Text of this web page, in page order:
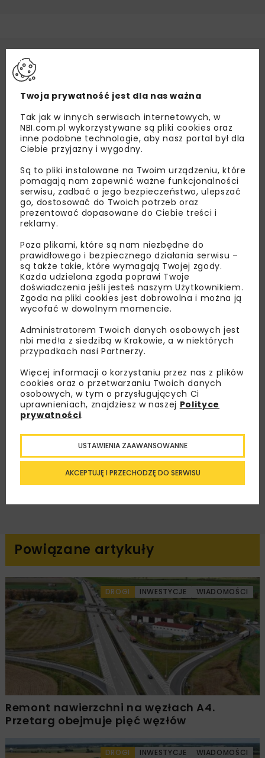
Lubisz wiedzieć więcej?
Zapisz się do newslettera aby otrzymywać od
nas najlepsze informacje branżowe,
zaproszenia na wydarzenia, atrakcyjne oferty i
dedykowane akcje specjalne.
Zapoznałam/em się z
Regulaminemoraz wyrażam zgodę na otrzymywanie na
podany przeze mnie adres e-mail korespondencji
handlowej w postaci newslettera.
Powiązane artykuły
DROGI INWESTYCJE WIADOMOŚCI
Remont nawierzchni na węzłach A4.
Przetarg obejmuje pięć węzłów
DROGI INWESTYCJE WIADOMOŚCI
Twoja prywatność jest dla nas ważna
Tak jak w innych serwisach internetowych, w
NBI.com.pl wykorzystywane są pliki cookies oraz
inne podobne technologie, aby nasz portal był dla
Ciebie przyjazny i wygodny.
Są to pliki instalowane na Twoim urządzeniu, które
pomagają nam zapewnić ważne funkcjonalności
serwisu, zadbać o jego bezpieczeństwo, ulepszać
go, dostosować do Twoich potrzeb oraz
prezentować dopasowane do Ciebie treści i
reklamy.
Poza plikami, które są nam niezbędne do
prawidłowego i bezpiecznego działania serwisu –
są także takie, które wymagają Twojej zgody.
Każda udzielona zgoda poprawi Twoje
doświadczenia jeśli jesteś naszym Użytkownikiem.
Zgoda na pliki cookies jest dobrowolna i można ją
wycofać w dowolnym momencie.
Administratorem Twoich danych osobowych jest
nbi med!a z siedzibą w Krakowie, a w niektórych
przypadkach nasi Partnerzy.
Więcej informacji o korzystaniu przez nas z plików
cookies oraz o przetwarzaniu Twoich danych
osobowych, w tym o przysługujących Ci
uprawnieniach, znajdziesz w naszej Polityce
prywatności.
AKCEPTUJĘ I PRZECHODZĘ DO SERWISU
USTAWIENIA ZAAWANSOWANNE